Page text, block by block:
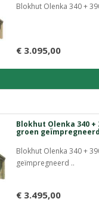
Blokhut Olenka 340 +
€ 3.095,00
Blokhut Olenka 340 +
groen geïmpregneerd
Blokhut Olenka 340 +
geïmpregneerd ..
€ 3.495,00